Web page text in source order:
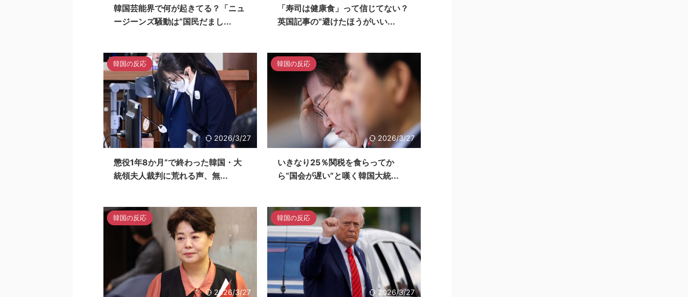
韓国芸能界で何が起きてる？「ニュ
ージーンズ騒動は“国民だまし...
「寿司は健康食」って信じてない？
英国記事の“避けたほうがいい...
2026/3/27
韓国の反応
懲役1年8か月”で終わった韓国・大
統領夫人裁判に荒れる声、無...
2026/3/27
韓国の反応
いきなり25％関税を食らってか
ら“国会が遅い”と嘆く韓国大統...
2026/3/27
韓国の反応
2026/3/27
韓国の反応